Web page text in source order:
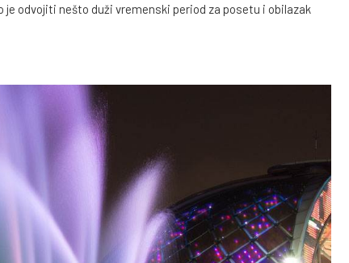
odvojiti nešto duži vremenski period za posetu i obilazak